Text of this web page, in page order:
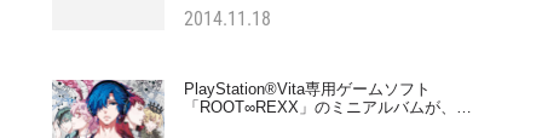
2014.11.18
PlayStation®Vita専用ゲームソフト
「ROOT∞REXX」のミニアルバムが、